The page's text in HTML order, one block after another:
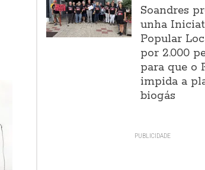
Soandres
unha
Popular
por 2.000
para que o
impida a
biogás